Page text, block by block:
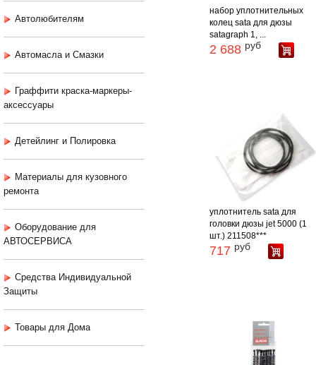
Автолюбителям
Автомасла и Смазки
Граффити краска-маркеры-
аксессуары
Детейлинг и Полировка
Материалы для кузовного
ремонта
Оборудование для
АВТОСЕРВИСА
Средства Индивидуальной
Защиты
Товары для Дома
набор уплотнительных
колец sata для дюзы
satagraph 1, ...
2 688 руб
уплотнитель sata для
головки дюзы jet 5000 (1
шт.) 211508***
717 руб